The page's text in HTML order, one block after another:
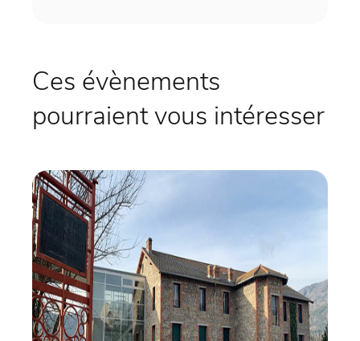
Ces évènements
pourraient vous intéresser